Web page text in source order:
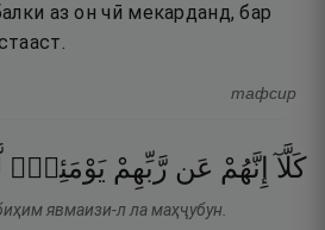
аз он чӣ мекарданд, бар
тафсир
كَلَّآ إِنَّهُمْ عَن رَّبِّهِمْ يَوْمَئِذٍۢ
явмаизи-л ла маҳҷубун.